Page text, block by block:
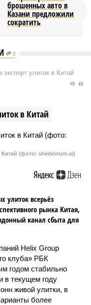
брошенных авто в
Казани предложили
сократить
0
экспорт улиток в Китай
в Китай
49
Китай (фото: shedevrum.ai)
улиток всерьёз
рынка Китая,
канал сбыта для
Helix Group
клуба» РБК
годом стабильно
в текущем году
живой улитки, в
более